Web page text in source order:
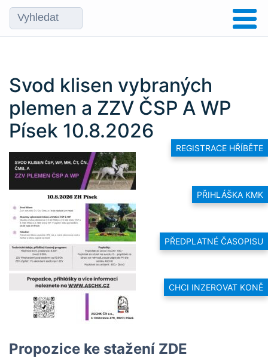
REGISTRACE HŘÍBĚTE
PŘIHLÁŠKA KMK
PŘEDPLATNÉ ČASOPISU
CHCI INZEROVAT KONĚ
Svod klisen vybraných
plemen a ZZV ČSP A WP
Písek 10.8.2026
Propozice ke stažení ZDE